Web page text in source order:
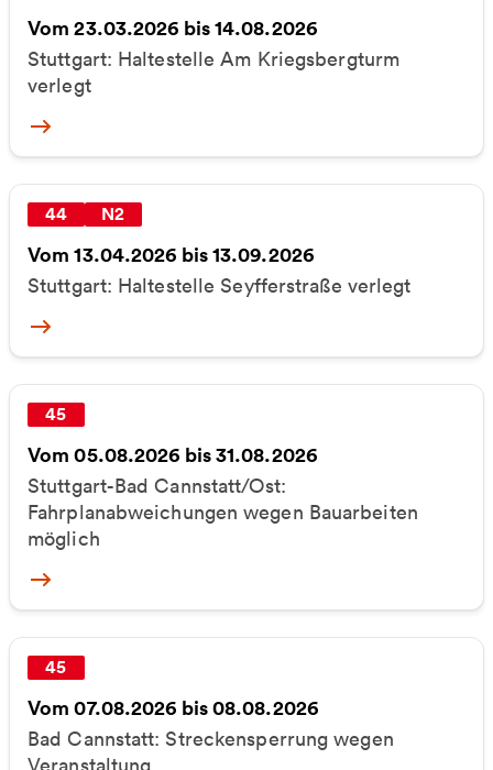
Vom 23.03.2026 bis 14.08.2026
Stuttgart: Haltestelle Am Kriegsbergturm
verlegt
More
44 N2
Vom 13.04.2026 bis 13.09.2026
Stuttgart: Haltestelle Seyfferstraße verlegt
More
45
Vom 05.08.2026 bis 31.08.2026
Stuttgart-Bad Cannstatt/Ost:
Fahrplanabweichungen wegen Bauarbeiten
möglich
More
45
Vom 07.08.2026 bis 08.08.2026
Bad Cannstatt: Streckensperrung wegen